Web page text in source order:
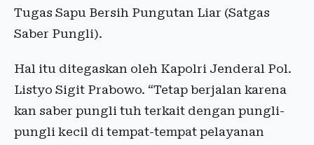
Tugas Sapu Bersih Pungutan Liar (Satgas
Saber Pungli).
Hal itu ditegaskan oleh Kapolri Jenderal Pol.
Listyo Sigit Prabowo. “Tetap berjalan karena
kan saber pungli tuh terkait dengan pungli-
pungli kecil di tempat-tempat pelayanan